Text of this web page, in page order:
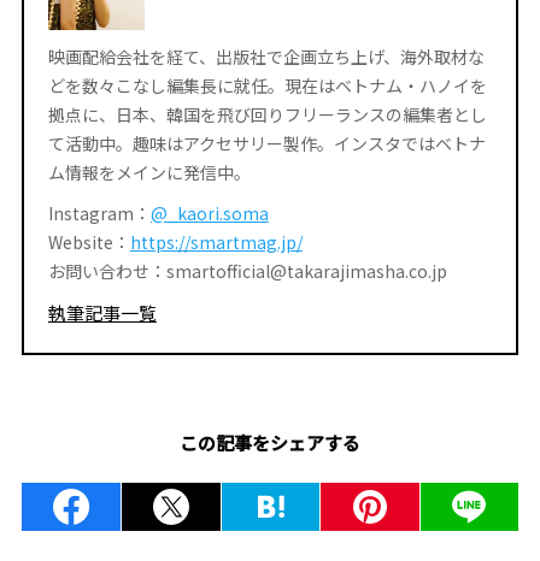
映画配給会社を経て、出版社で企画立ち上げ、海外取材な
どを数々こなし編集長に就任。現在はベトナム・ハノイを
拠点に、日本、韓国を飛び回りフリーランスの編集者とし
て活動中。趣味はアクセサリー製作。インスタではベトナ
ム情報をメインに発信中。
Instagram： @_kaori.soma
Website： https://smartmag.jp/
お問い合わせ：smartofficial@takarajimasha.co.jp
執筆記事一覧
この記事をシェアする